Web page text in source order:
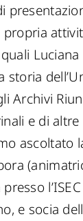
propria
storia
Archivi
e di
ascoltato
e socia